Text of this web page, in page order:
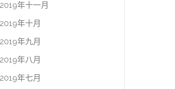
2019年十一月
2019年十月
2019年九月
2019年八月
2019年七月